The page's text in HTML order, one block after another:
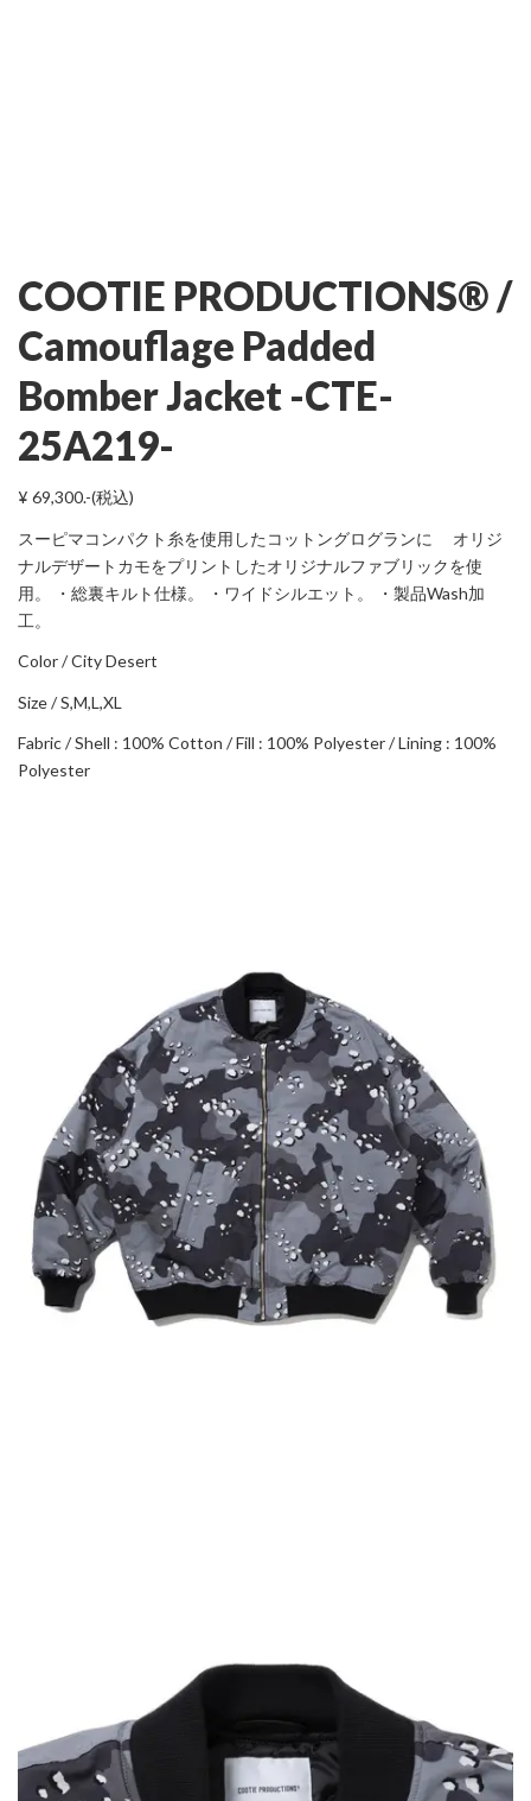
COOTIE PRODUCTIONS® /
Camouflage Padded
Bomber Jacket -CTE-
25A219-
¥ 69,300.-(税込)
スーピマコンパクト糸を使用したコットングログランに オリジ
ナルデザートカモをプリントしたオリジナルファブリックを使
用。 ・総裏キルト仕様。 ・ワイドシルエット。 ・製品Wash加
工。
Color / City Desert
Size / S,M,L,XL
Fabric / Shell : 100% Cotton / Fill : 100% Polyester / Lining : 100%
Polyester